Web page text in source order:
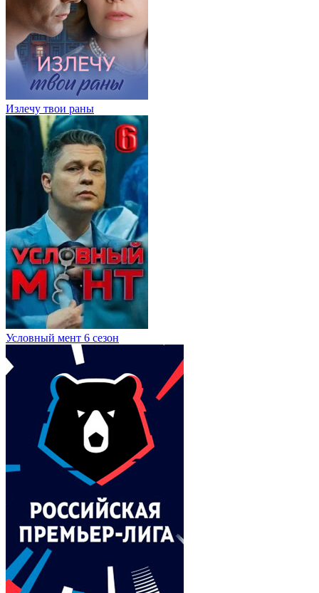
Излечу твои раны
Условный мент 6 сезон